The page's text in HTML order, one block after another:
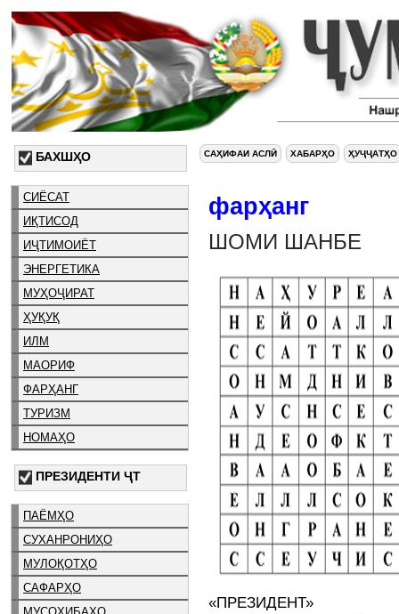
БАХШҲО
СИЁСАТ
ИҚТИСОД
ИҶТИМОИЁТ
ЭНЕРГЕТИКА
МУҲОҶИРАТ
ҲУҚУҚ
ИЛМ
МАОРИФ
ФАРҲАНГ
ТУРИЗМ
НОМАҲО
ПРЕЗИДЕНТИ ҶТ
ПАЁМҲО
СУХАНРОНИҲО
МУЛОҚОТҲО
САФАРҲО
САҲИФАИ АСЛӢ ХАБАРҲО ҲУҶҶАТҲО
фарҳанг
ШОМИ ШАНБЕ
«ПРЕЗИДЕНТ»